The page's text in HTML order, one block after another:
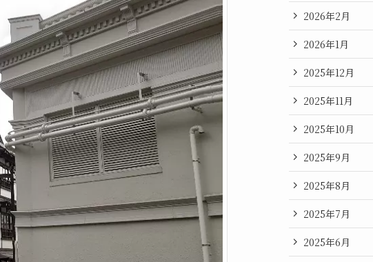
2026年2月
2026年1月
2025年12月
2025年11月
2025年10月
2025年9月
2025年8月
2025年7月
2025年6月